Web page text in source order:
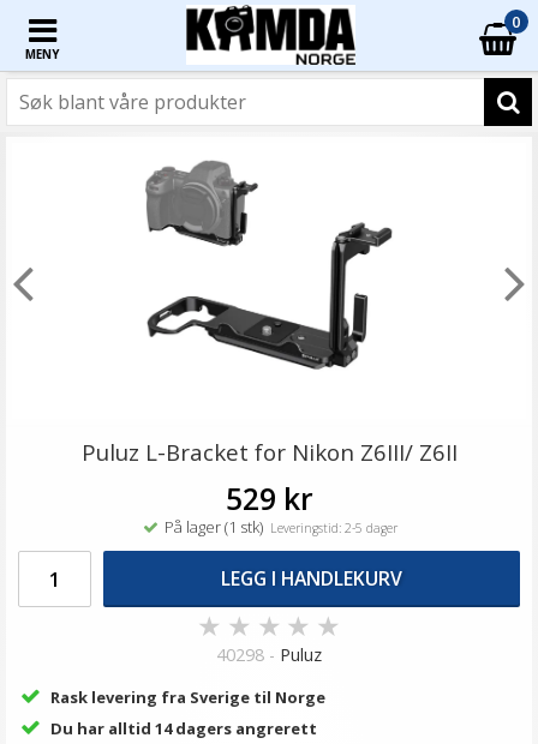
MENY
0
Puluz L-Bracket for Nikon Z6III/ Z6II
529 kr
På lager (1 stk)Leveringstid: 2-5 dager
LEGG I HANDLEKURV
★ ★ ★ ★ ★
40298 - Puluz
Rask levering fra Sverige til Norge
Du har alltid 14 dagers angrerett